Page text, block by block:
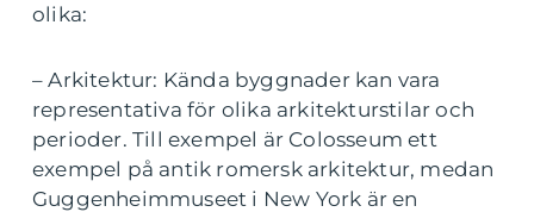
olika:
– Arkitektur: Kända byggnader kan vara
representativa för olika arkitekturstilar och
perioder. Till exempel är Colosseum ett
exempel på antik romersk arkitektur, medan
Guggenheimmuseet i New York är en